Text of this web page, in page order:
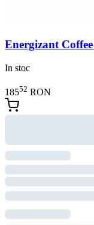
Energizant
In stoc
18552 RON